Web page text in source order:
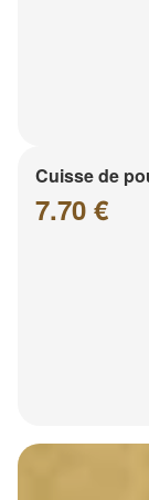
Cuisse de
7.70 €